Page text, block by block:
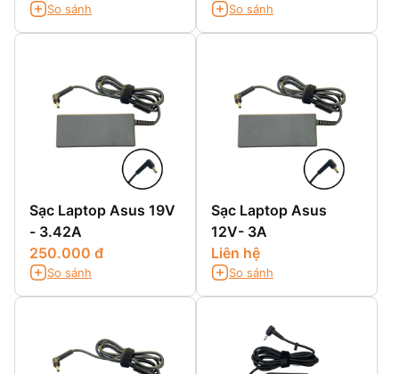
So sánh So sánh
Sạc Laptop Asus 19V
- 3.42A
250.000 đ
So sánh
Sạc Laptop Asus
12V- 3A
Liên hệ
So sánh